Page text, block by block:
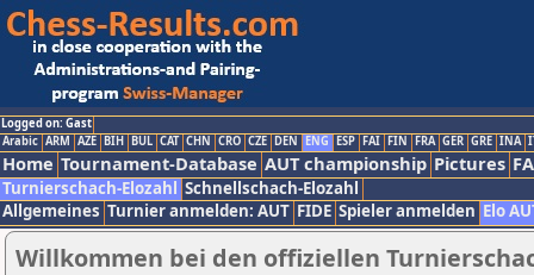
Logged on: Gast
Arabic ARM AZE BIH BUL CAT CHN CRO CZE DEN ENG ESP FAI FIN FRA GER GRE INA
Home Tournament-Database AUT championship Pictures
Turnierschach-Elozahl Schnellschach-Elozahl
Allgemeines Turnier anmelden: AUT FIDE Spieler anmelden Elo
Willkommen bei den offiziellen